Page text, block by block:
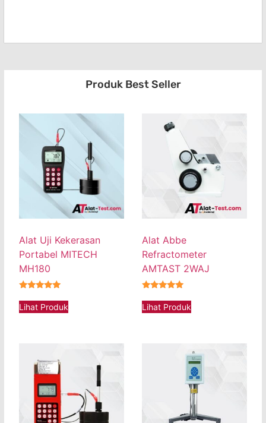
Produk Best Seller
Alat Uji Kekerasan
Portabel MITECH
MH180
Lihat Produk
Alat Abbe
Refractometer
AMTAST 2WAJ
Lihat Produk